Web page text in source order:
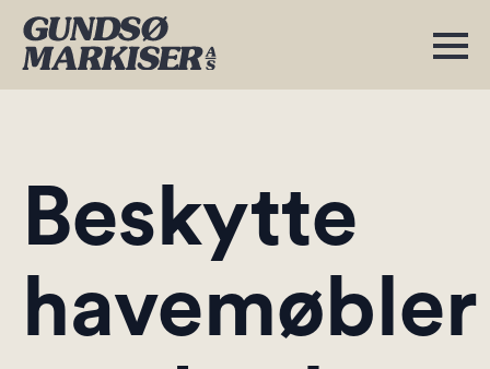
Beskytte
havemøbler